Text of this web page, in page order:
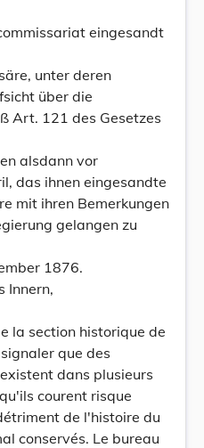
eingesandt
unter deren
über die
Art. 121 des Gesetzes
alsdann vor
das ihnen eingesandte
mit ihren Bemerkungen
gelangen zu
1876.
Innern,
la section historique de
que des
dans plusieurs
courent risque
de l'histoire du
conservés. Le bureau